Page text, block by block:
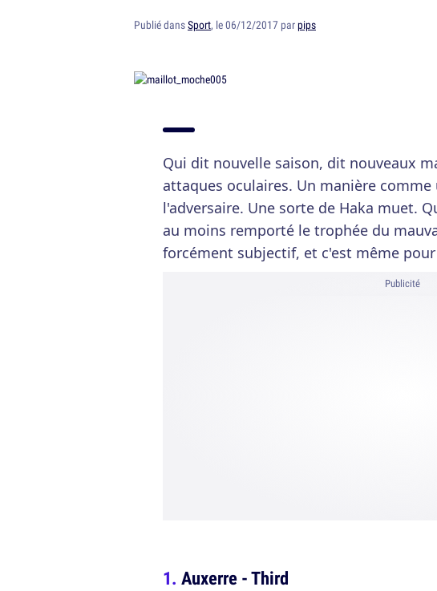
Publié dansSport, le 06/12/2017 parpips
Qui dit nouvelle saison, dit nouveaux
attaques oculaires. Un manière
l'adversaire. Une sorte de Haka muet.
au moins remporté le trophée du
forcément subjectif, et c'est même
Publicité
Auxerre - Third